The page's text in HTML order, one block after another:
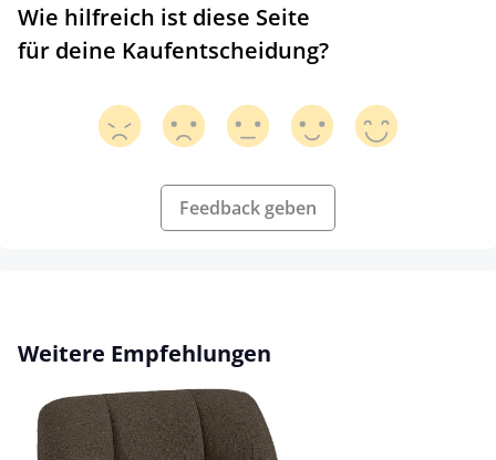
Wie hilfreich ist diese Seite
für deine Kaufentscheidung?
Feedback geben
Produktgalerie überspringen
Weitere Empfehlungen